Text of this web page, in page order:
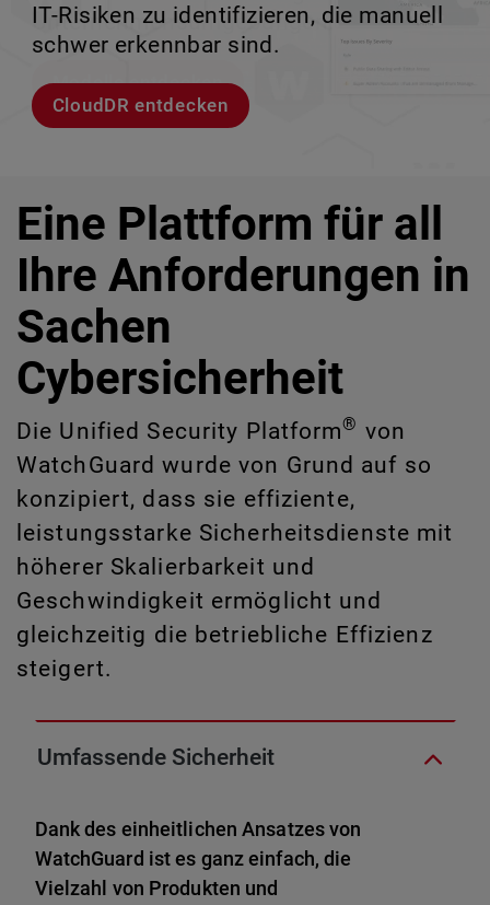
Unternehmensumgebungen.
Modelle entdecken
IT-Risiken zu identifizieren, die manuell
schwer erkennbar sind.
CloudDR entdecken
zu verlieren.
Lernen Sie Rai kennen
ermöglicht.
Lernen Sie WatchGuard EDR kennen
Eine Plattform für all
Ihre Anforderungen in
Sachen
Cybersicherheit
Die Unified Security Platform® von
WatchGuard wurde von Grund auf so
konzipiert, dass sie effiziente,
leistungsstarke Sicherheitsdienste mit
höherer Skalierbarkeit und
Geschwindigkeit ermöglicht und
gleichzeitig die betriebliche Effizienz
steigert.
Umfassende Sicherheit
Dank des einheitlichen Ansatzes von
WatchGuard ist es ganz einfach, die
Vielzahl von Produkten und